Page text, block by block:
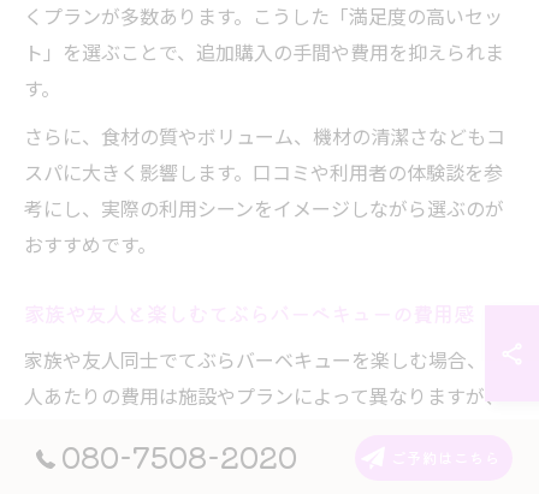
くプランが多数あります。こうした「満足度の高いセッ
ト」を選ぶことで、追加購入の手間や費用を抑えられま
す。
さらに、食材の質やボリューム、機材の清潔さなどもコ
スパに大きく影響します。口コミや利用者の体験談を参
考にし、実際の利用シーンをイメージしながら選ぶのが
おすすめです。
家族や友人同士でてぶらバーベキューを楽しむ場合、1
人あたりの費用は施設やプランによって異なりますが、
用や人数割引のあるプランを選ぶと、さらにお得に楽し
080-7508-2020